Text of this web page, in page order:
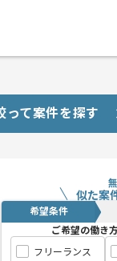
って案件を探す
似た案
希望条件
ご希望の働き
フリーランス